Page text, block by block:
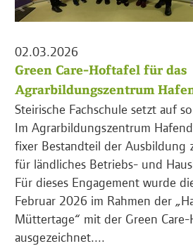
02.03.2026
Green Care-Hoftafel für das
Agrarbildungszentrum
Steirische Fachschule setzt auf
Im Agrarbildungszentrum
fixer Bestandteil der Ausbildung
für ländliches Betriebs- und
Für dieses Engagement wurde
Februar 2026 im Rahmen der
Müttertage“ mit der Green
ausgezeichnet....